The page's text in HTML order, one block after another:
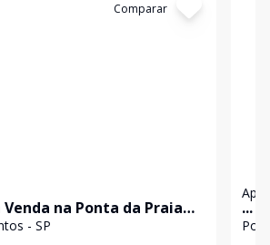
Comparar
na Ponta da Praia
| 2 Dormitórios | 1 Suíte
- SP
...